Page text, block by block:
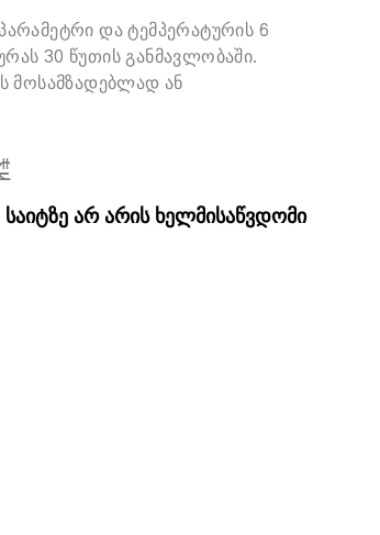
და ტემპერატურის 6
30 წუთის განმავლობაში.
მოსამზადებლად ან
საიტზე არ არის ხელმისაწვდომი